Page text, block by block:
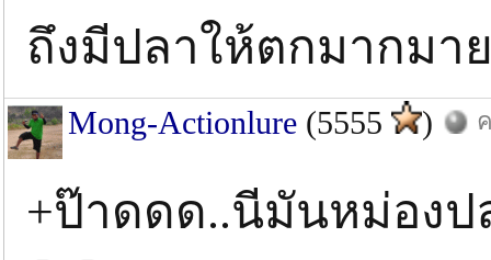
ถึงมีปลาให้ตกมากม
Mong-Actionlure (5555 )
+ป๊าดดด..นีมันหม่อง